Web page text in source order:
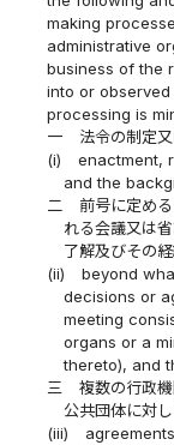
making
administrative
business of the
into or
processing is
一
法令の制定
(i)
enactment,
and the
二
前号に定め
れる会議又は
了解及びその
(ii)
beyond
decisions or
meeting
organs or a
thereto), and
三
複数の行政
公共団体に対
(iii)